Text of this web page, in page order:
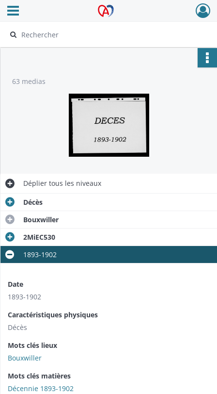
Archives Alsace - Colmar
Ouvrir le menu déroulant
63 medias
Déplier tous les niveaux
Décès
Bouxwiller
2MiEC530
1893-1902
Date
1893-1902
Caractéristiques physiques
Décès
Mots clés lieux
Bouxwiller
Mots clés matières
Décennie 1893-1902